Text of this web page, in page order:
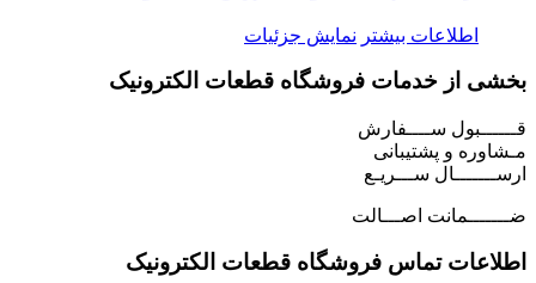
اطلاعات بیشتر نمایش جزئیات
بخشی از خدمات فروشگاه قطعات الکترونیک
قــــــبول ســــفارش
مـشاوره و پشتیبانی
ارســـــــال ســـریـع
ضـــــــمانت اصـــالت
اطلاعات تماس فروشگاه قطعات الکترونیک